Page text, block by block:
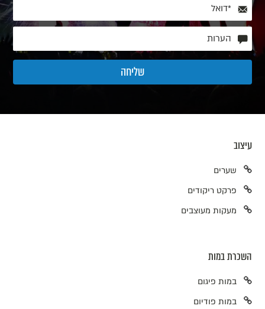
עיצוב
שערים
פרקט ריקודים
מעקות מעוצבים
השכרת במות
במות פיגום
במות פודיום